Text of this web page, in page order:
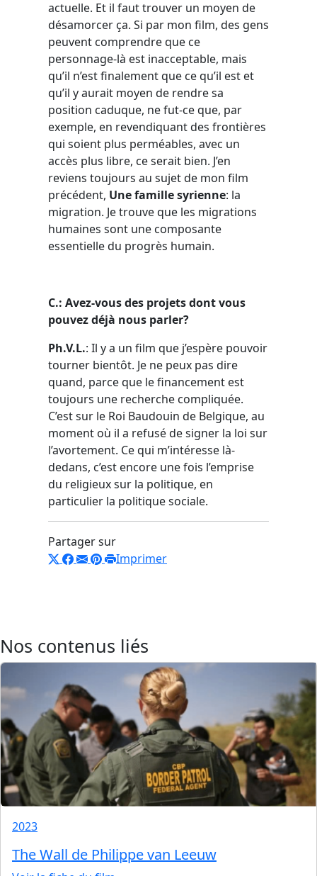
actuelle. Et il faut trouver un moyen de
désamorcer ça. Si par mon film, des gens
peuvent comprendre que ce
personnage-là est inacceptable, mais
qu’il n’est finalement que ce qu’il est et
qu’il y aurait moyen de rendre sa
position caduque, ne fut-ce que, par
exemple, en revendiquant des frontières
qui soient plus perméables, avec un
accès plus libre, ce serait bien. J’en
reviens toujours au sujet de mon film
précédent, Une famille syrienne: la
migration. Je trouve que les migrations
humaines sont une composante
essentielle du progrès humain.
C.: Avez-vous des projets dont vous
pouvez déjà nous parler?
Ph.V.L.: Il y a un film que j’espère pouvoir
tourner bientôt. Je ne peux pas dire
quand, parce que le financement est
toujours une recherche compliquée.
C’est sur le Roi Baudouin de Belgique, au
moment où il a refusé de signer la loi sur
l’avortement. Ce qui m’intéresse là-
dedans, c’est encore une fois l’emprise
du religieux sur la politique, en
particulier la politique sociale.
Partager sur
Imprimer
Nos contenus liés
2023
The Wall de Philippe van Leeuw